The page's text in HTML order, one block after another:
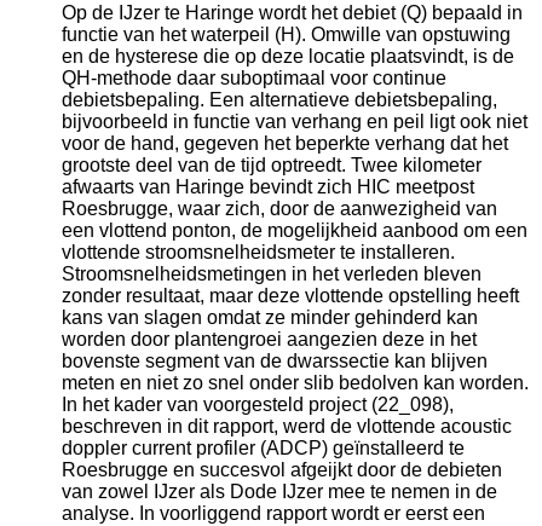
Op de IJzer te Haringe wordt het debiet (Q) bepaald in
functie van het waterpeil (H). Omwille van opstuwing
en de hysterese die op deze locatie plaatsvindt, is de
QH-methode daar suboptimaal voor continue
debietsbepaling. Een alternatieve debietsbepaling,
bijvoorbeeld in functie van verhang en peil ligt ook niet
voor de hand, gegeven het beperkte verhang dat het
grootste deel van de tijd optreedt. Twee kilometer
afwaarts van Haringe bevindt zich HIC meetpost
Roesbrugge, waar zich, door de aanwezigheid van
een vlottend ponton, de mogelijkheid aanbood om een
vlottende stroomsnelheidsmeter te installeren.
Stroomsnelheidsmetingen in het verleden bleven
zonder resultaat, maar deze vlottende opstelling heeft
kans van slagen omdat ze minder gehinderd kan
worden door plantengroei aangezien deze in het
bovenste segment van de dwarssectie kan blijven
meten en niet zo snel onder slib bedolven kan worden.
In het kader van voorgesteld project (22_098),
beschreven in dit rapport, werd de vlottende acoustic
doppler current profiler (ADCP) geïnstalleerd te
Roesbrugge en succesvol afgeijkt door de debieten
van zowel IJzer als Dode IJzer mee te nemen in de
analyse. In voorliggend rapport wordt er eerst een